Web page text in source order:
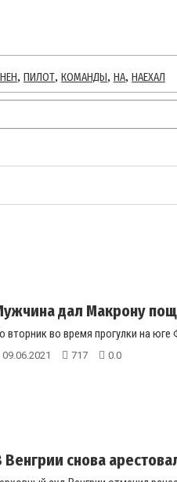
, ПИЛОТ, КОМАНДЫ, НА, НАЕХАЛ
дал Макрону
вторник во время прогулки на
09.06.2021 717 0.0
Венгрии снова